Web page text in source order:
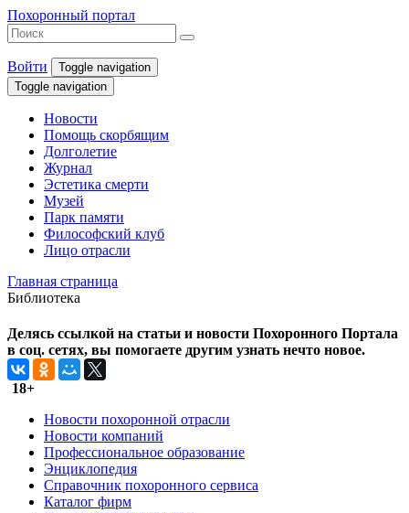
Похоронный портал
Войти
Toggle navigation
Toggle navigation
Новости
Помощь скорбящим
Долголетие
Журнал
Эстетика смерти
Музей
Парк памяти
Философский клуб
Лицо отрасли
Главная страница
Библиотека
Делясь ссылкой на статьи и новости Похоронного Портала
в соц. сетях, вы помогаете другим узнать нечто новое.
18+
Новости похоронной отрасли
Новости компаний
Профессиональное образование
Энциклопедия
Справочник похоронного сервиса
Каталог фирм